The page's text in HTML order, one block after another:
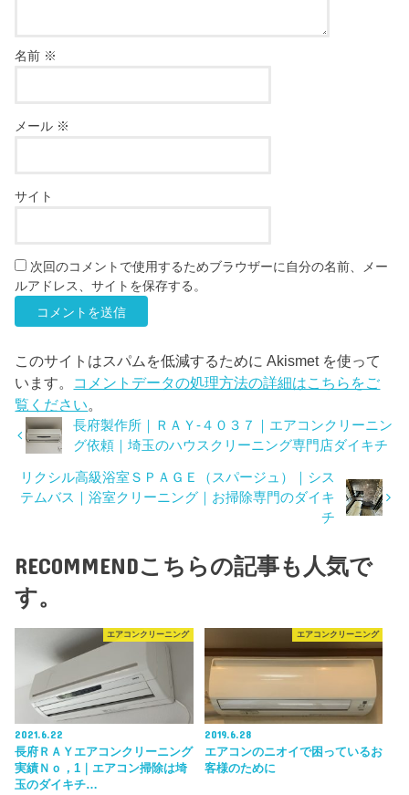
名前 ※
メール ※
サイト
次回のコメントで使用するためブラウザーに自分の名前、メー
ルアドレス、サイトを保存する。
このサイトはスパムを低減するために Akismet を使って
います。 コメントデータの処理方法の詳細はこちらをご
覧ください。
長府製作所｜ＲＡＹ-４０３７｜エアコンクリーニン
グ依頼｜埼玉のハウスクリーニング専門店ダイキチ
リクシル高級浴室ＳＰＡＧＥ（スパージュ）｜シス
テムバス｜浴室クリーニング｜お掃除専門のダイキ
チ
RECOMMENDこちらの記事も人気で
す。
エアコンクリーニング
2021.6.22
長府ＲＡＹエアコンクリーニング
実績Ｎｏ，1｜エアコン掃除は埼
玉のダイキチ…
エアコンクリーニング
2019.6.28
エアコンのニオイで困っているお
客様のために